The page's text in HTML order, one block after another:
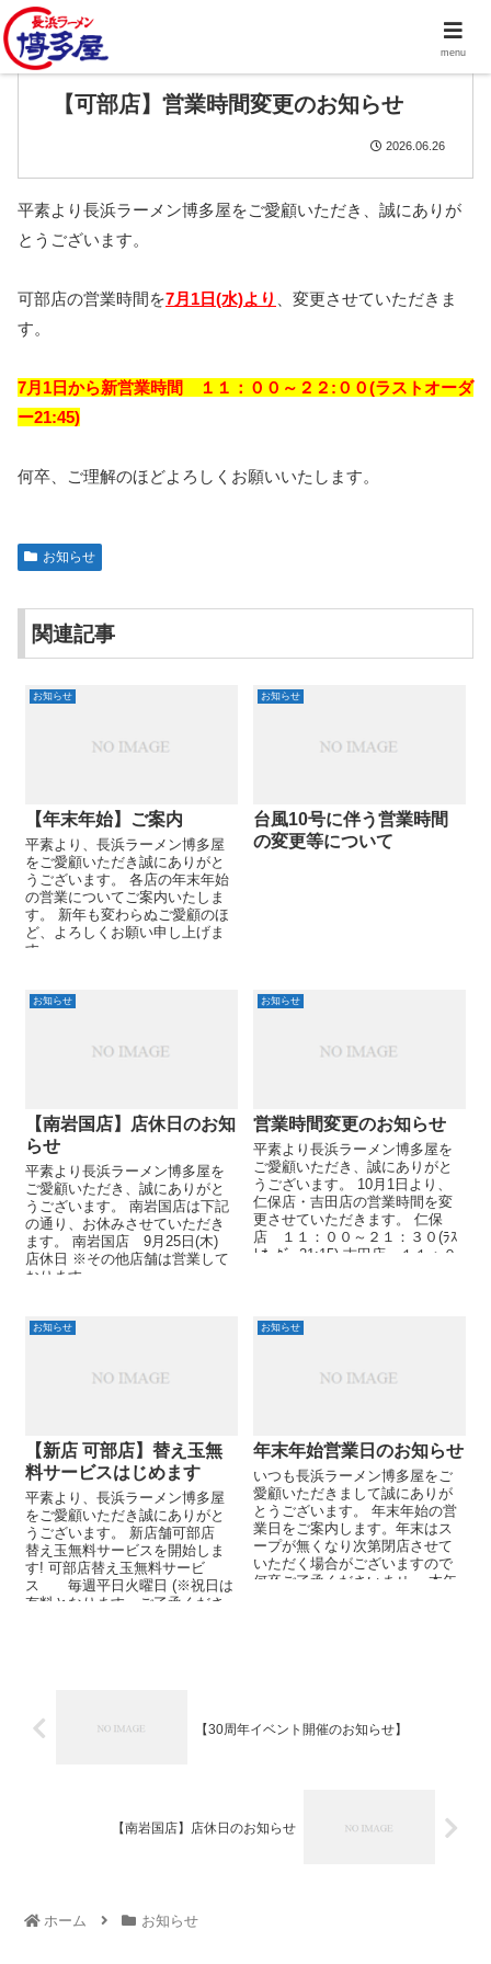
【可部店】営業時間変更のお知らせ
2026.06.26
平素より長浜ラーメン博多屋をご愛顧いただき、誠にありが
とうございます。
可部店の営業時間を7月1日(水)より
、変更させていただきま
す。
7月1日から新営業時間 １１：００～２２:００(ラストオーダ
ー21:45)
何卒、ご理解のほどよろしくお願いいたします。
お知らせ
関連記事
お知らせ
【年末年始】ご案内
平素より、長浜ラーメン博多屋
をご愛顧いただき誠にありがと
うございます。 各店の年末年始
の営業についてご案内いたしま
す。 新年も変わらぬご愛顧のほ
ど、よろしくお願い申し上げま
す。
お知らせ
台風10号に伴う営業時間
の変更等について
お知らせ
【南岩国店】店休日のお知
らせ
平素より長浜ラーメン博多屋を
ご愛顧いただき、誠にありがと
うございます。 南岩国店は下記
の通り、お休みさせていただき
ます。 南岩国店 9月25日(木)
店休日 ※その他店舗は営業して
おります
お知らせ
営業時間変更のお知らせ
平素より長浜ラーメン博多屋を
ご愛顧いただき、誠にありがと
うございます。 10月1日より、
仁保店・吉田店の営業時間を変
更させていただきます。 仁保
店 １１：００～２１：３０(ﾗｽ
ﾄｵｰﾀﾞｰ21:15) 吉田店 １１：０
お知らせ
【新店 可部店】替え玉無
料サービスはじめます
平素より、長浜ラーメン博多屋
をご愛顧いただき誠にありがと
うございます。 新店舗可部店
替え玉無料サービスを開始しま
す! 可部店替え玉無料サービ
ス 毎週平日火曜日 (※祝日は
有料となります。ご了承くださ
お知らせ
年末年始営業日のお知らせ
いつも長浜ラーメン博多屋をご
愛顧いただきまして誠にありが
とうございます。 年末年始の営
業日をご案内します。年末はス
ープが無くなり次第閉店させて
いただく場合がございますので
何卒ご了承くださいませ。 本年
【30周年イベント開催のお知らせ】
【南岩国店】店休日のお知らせ
ホーム お知らせ
menu